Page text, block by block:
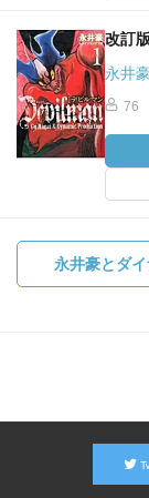
改訂
永井
76
永井豪とダ